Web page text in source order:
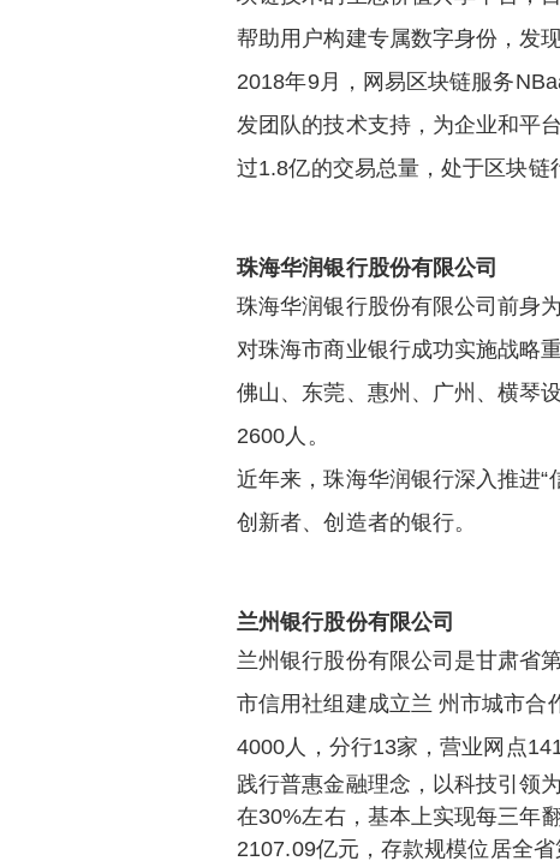
帮助用户构建专属数字身份，发
2018年9月，网易区块链服务
发团队的技术支持，为企业和平
过1.8亿的交易总量，处于区块链
珠海华润银行股份有限公司
珠海华润银行股份有限公司前身
对珠海市商业银行成功实施战略
佛山、东莞、惠州、广州、横琴
2600人。
近年来，珠海华润银行深入推进“
创新者、创造者的银行。
兰州银行股份有限公司
兰州银行股份有限公司是甘肃省
市信用社组建成立兰 州市城市合
4000人，分行13家，营业网点
践行普惠金融理念，以科技引领
在30%左右，基本上实现每三年
2107.09亿元，存款规模位居全